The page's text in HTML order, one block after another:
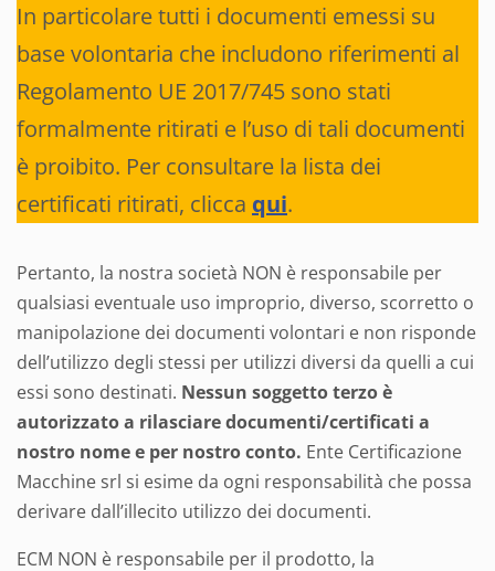
In particolare tutti i documenti emessi su
base volontaria che includono riferimenti al
Regolamento UE 2017/745 sono stati
formalmente ritirati e l’uso di tali documenti
è proibito. Per consultare la lista dei
certificati ritirati, clicca qui.
Pertanto, la nostra società NON è responsabile per
qualsiasi eventuale uso improprio, diverso, scorretto o
manipolazione dei documenti volontari e non risponde
dell’utilizzo degli stessi per utilizzi diversi da quelli a cui
essi sono destinati. Nessun soggetto terzo è
autorizzato a rilasciare documenti/certificati a
nostro nome e per nostro conto. Ente Certificazione
Macchine srl si esime da ogni responsabilità che possa
derivare dall’illecito utilizzo dei documenti.
ECM NON è responsabile per il prodotto, la